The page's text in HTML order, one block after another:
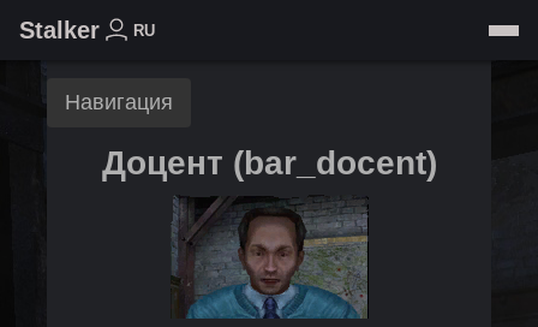
Stalker RU
Навигация
Доцент (bar_docent)